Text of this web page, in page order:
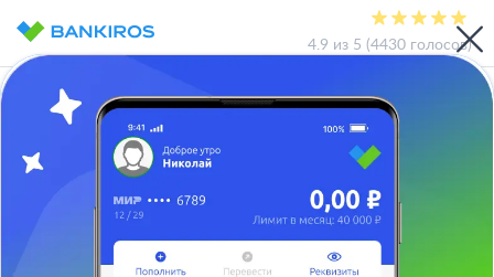
4.9 из 5 (4430 голосов)
О проекте СМИ о нас Авторы и эксперты
Вакансии
Реклама на сайте
Отписаться
Юридическая информация
Персональные данные
Карта сайта Деятельность в IT